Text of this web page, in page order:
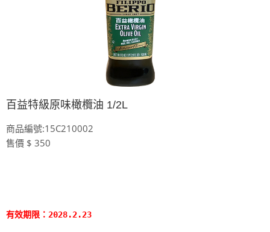
百益特級原味橄欖油 1/2L
商品編號:15C210002
售價 $ 350
有效期限：2028.2.23